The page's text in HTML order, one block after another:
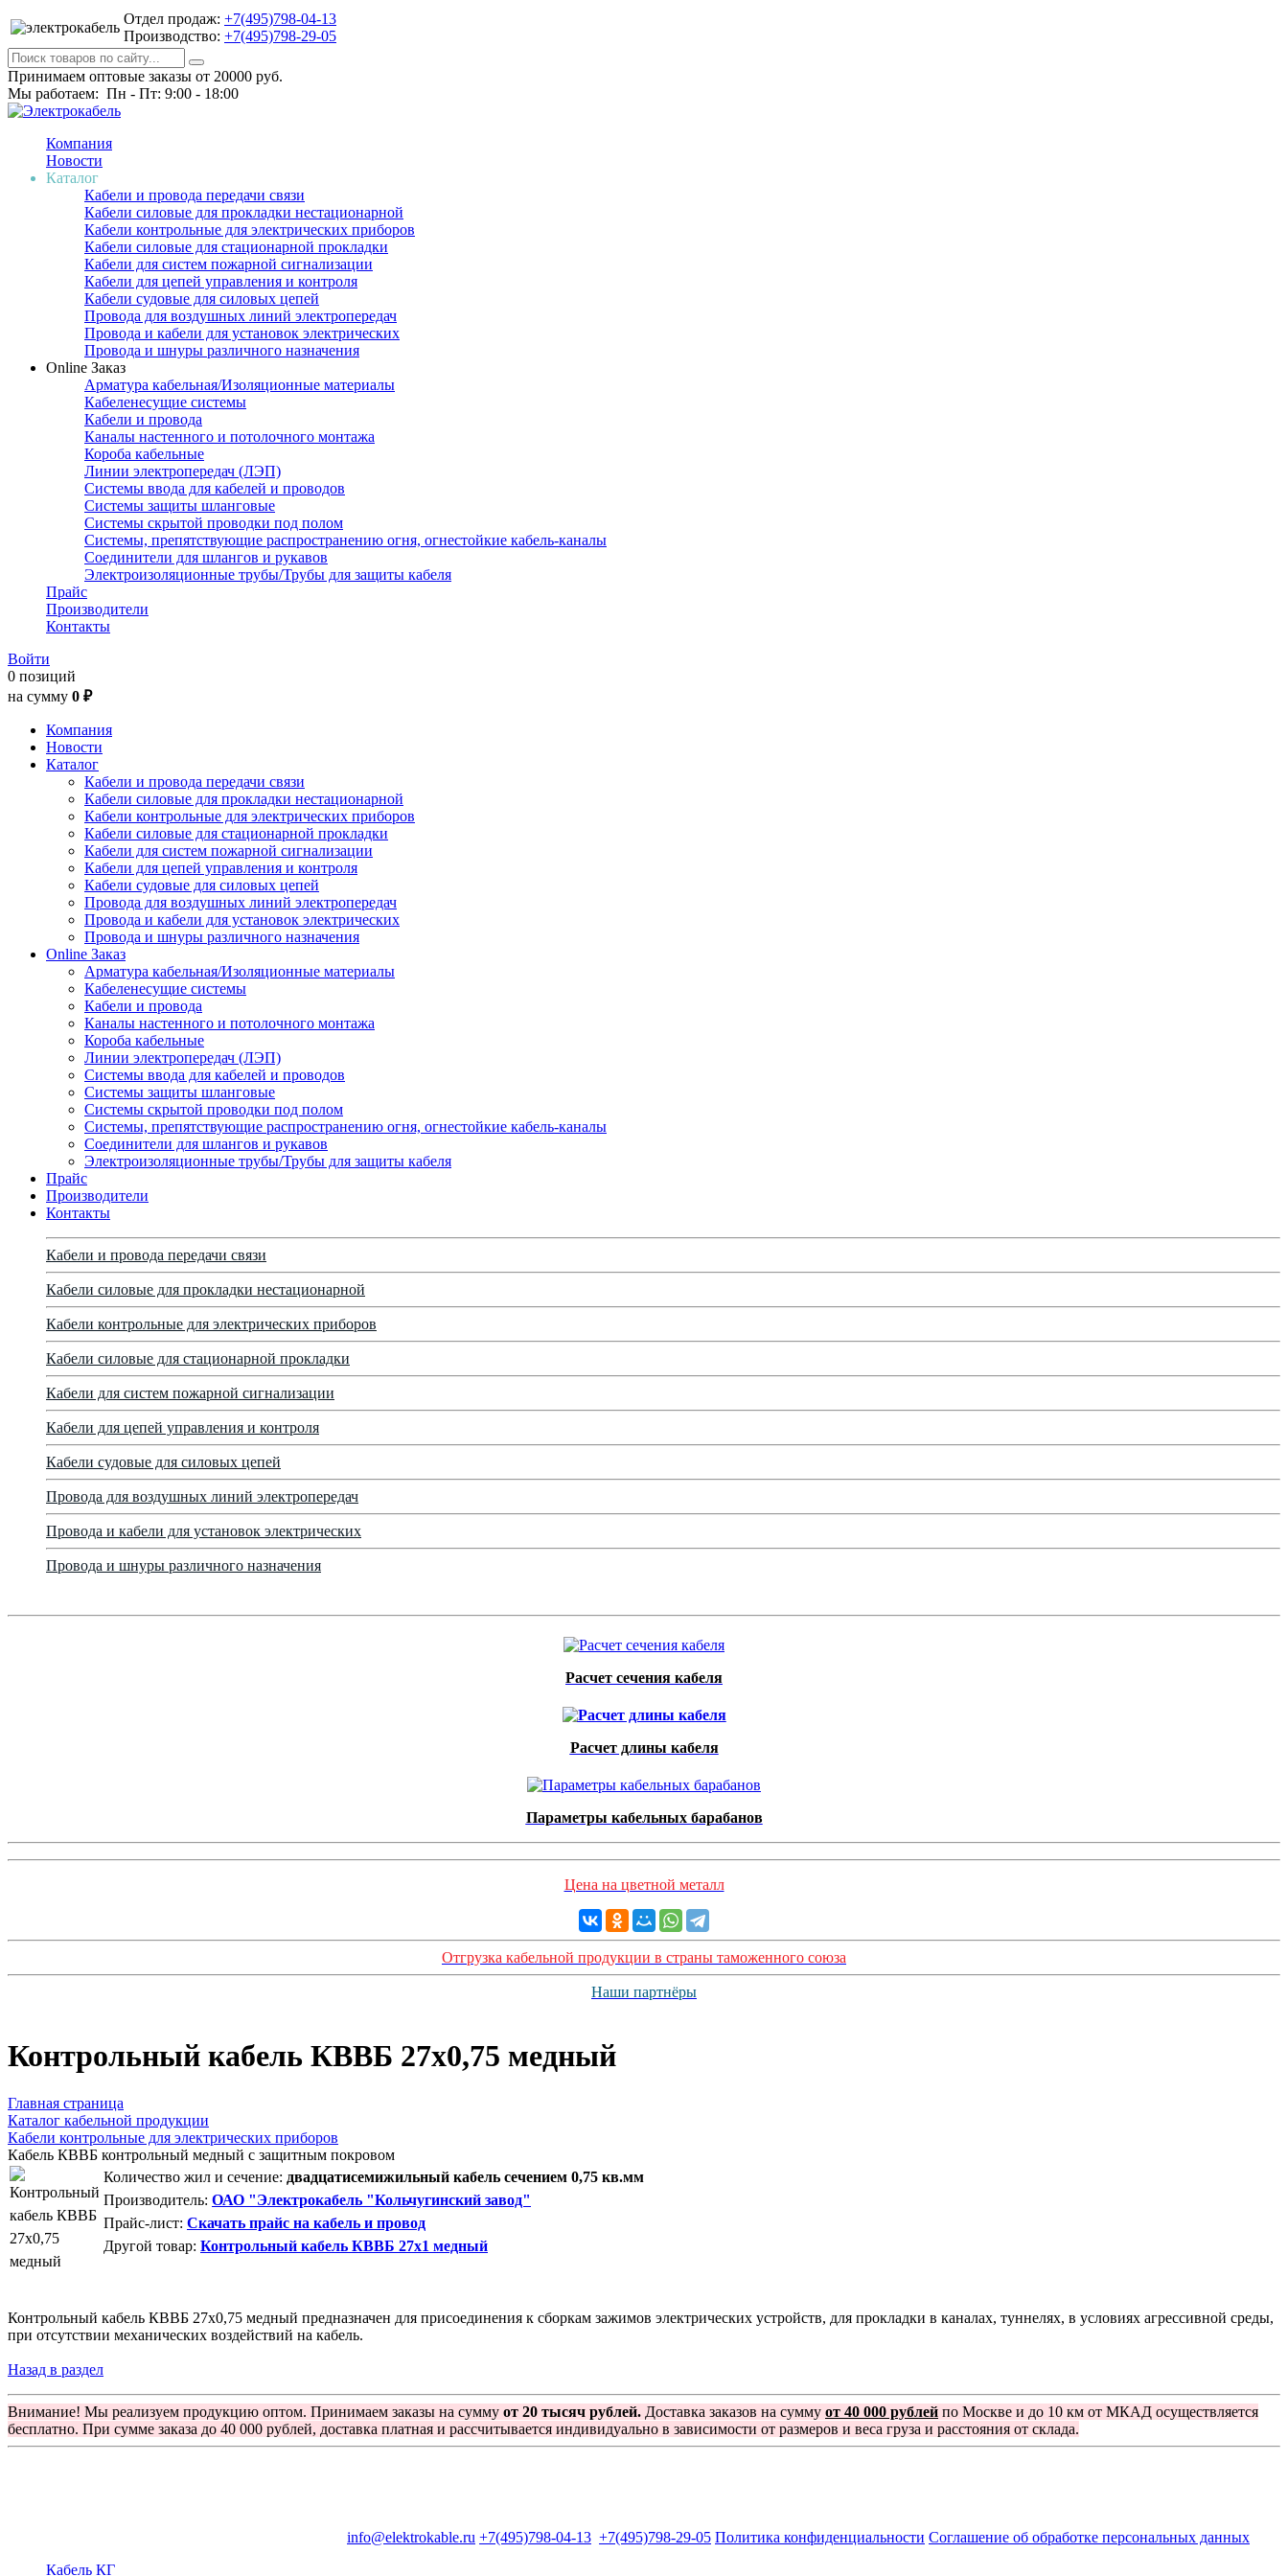
Отдел продаж: +7(495)798-04-13
Производство: +7(495)798-29-05
Принимаем оптовые заказы от 20000 руб.
Мы работаем: Пн - Пт: 9:00 - 18:00
Компания
Новости
Каталог
Кабели и провода передачи связи
Кабели силовые для прокладки нестационарной
Кабели контрольные для электрических приборов
Кабели силовые для стационарной прокладки
Кабели для систем пожарной сигнализации
Кабели для цепей управления и контроля
Кабели судовые для силовых цепей
Провода для воздушных линий электропередач
Провода и кабели для установок электрических
Провода и шнуры различного назначения
Online Заказ
Арматура кабельная/Изоляционные материалы
Кабеленесущие системы
Кабели и провода
Каналы настенного и потолочного монтажа
Короба кабельные
Линии электропередач (ЛЭП)
Системы ввода для кабелей и проводов
Системы защиты шланговые
Системы скрытой проводки под полом
Системы, препятствующие распространению огня, огнестойкие кабель-каналы
Соединители для шлангов и рукавов
Электроизоляционные трубы/Трубы для защиты кабеля
Прайс
Производители
Контакты
Войти
0 позиций
на сумму 0 ₽
Компания
Новости
Каталог
Кабели и провода передачи связи
Кабели силовые для прокладки нестационарной
Кабели контрольные для электрических приборов
Кабели силовые для стационарной прокладки
Кабели для систем пожарной сигнализации
Кабели для цепей управления и контроля
Кабели судовые для силовых цепей
Провода для воздушных линий электропередач
Провода и кабели для установок электрических
Провода и шнуры различного назначения
Online Заказ
Арматура кабельная/Изоляционные материалы
Кабеленесущие системы
Кабели и провода
Каналы настенного и потолочного монтажа
Короба кабельные
Линии электропередач (ЛЭП)
Системы ввода для кабелей и проводов
Системы защиты шланговые
Системы скрытой проводки под полом
Системы, препятствующие распространению огня, огнестойкие кабель-каналы
Соединители для шлангов и рукавов
Электроизоляционные трубы/Трубы для защиты кабеля
Прайс
Производители
Контакты
Кабели и провода передачи связи
Кабели силовые для прокладки нестационарной
Кабели контрольные для электрических приборов
Кабели силовые для стационарной прокладки
Кабели для систем пожарной сигнализации
Кабели для цепей управления и контроля
Кабели судовые для силовых цепей
Провода для воздушных линий электропередач
Провода и кабели для установок электрических
Провода и шнуры различного назначения
Расчет сечения кабеля
Расчет длины кабеля
Параметры кабельных барабанов
Цена на цветной металл
Отгрузка кабельной продукции в страны таможенного союза
Наши партнёры
Контрольный кабель КВВБ 27х0,75 медный
Главная страница
Каталог кабельной продукции
Кабели контрольные для электрических приборов
Кабель КВВБ контрольный медный с защитным покровом
Количество жил и сечение: двадцатисемижильный кабель сечением 0,75 кв.мм
Производитель: ОАО "Электрокабель "Кольчугинский завод"
Прайс-лист: Скачать прайс на кабель и провод
Другой товар: Контрольный кабель КВВБ 27х1 медный
Контрольный кабель КВВБ 27х0,75 медный предназначен для присоединения к сборкам зажимов электрических устройств, для прокладки в каналах, туннелях, в условиях агрессивной среды,
при отсутствии механических воздействий на кабель.
Назад в раздел
Внимание! Мы реализуем продукцию оптом. Принимаем заказы на сумму от 20 тысяч рублей. Доставка заказов на сумму от 40 000 рублей по Москве и до 10 км от МКАД осуществляется
бесплатно. При сумме заказа до 40 000 рублей, доставка платная и рассчитывается индивидуально в зависимости от размеров и веса груза и расстояния от склада.
info@elektrokable.ru +7(495)798-04-13 +7(495)798-29-05 Политика конфиденциальности Соглашение об обработке персональных данных
Кабель КГ